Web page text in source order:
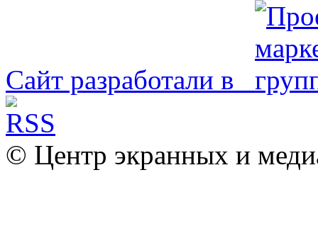
Сайт разработали в
© Центр экранных и